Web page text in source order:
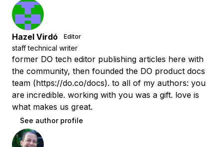
Hazel Virdó Editor
staff technical writer
former DO tech editor publishing articles here with
the community, then founded the DO product docs
team (https://do.co/docs). to all of my authors: you
are incredible. working with you was a gift. love is
what makes us great.
See author profile